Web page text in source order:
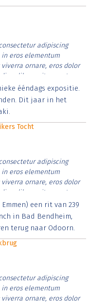
adipiscing
eros elementum
ornare, eros dolor
libero vitae erat.
cursus id rutrum lorem
tristique posuere.
ééndags expositie.
Dit jaar in het
Tocht
adipiscing
eros elementum
ornare, eros dolor
libero vitae erat.
cursus id rutrum lorem
tristique posuere.
een rit van 239
in Bad Bendheim,
terug naar Odoorn.
adipiscing
eros elementum
ornare, eros dolor